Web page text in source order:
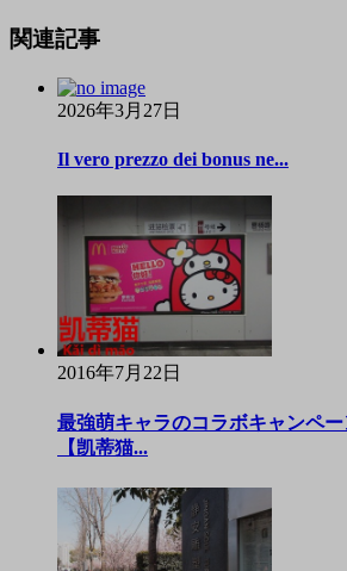
関連記事
2026年3月27日
Il vero prezzo dei bonus ne...
2016年7月22日
最強萌キャラのコラボキャンペ
【凯蒂猫...